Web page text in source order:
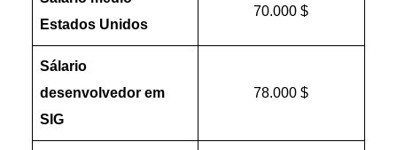
Estados Unidos
70.000 $
Sálario
desenvolvedor em
SIG
78.000 $